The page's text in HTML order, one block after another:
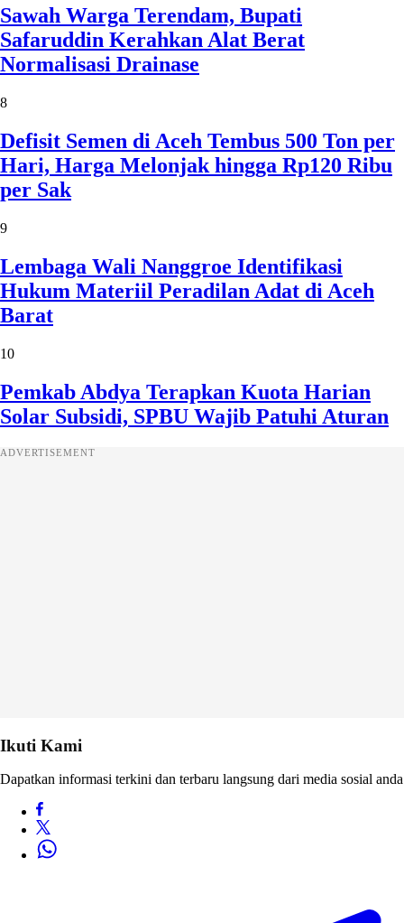
Sawah Warga Terendam, Bupati
Safaruddin Kerahkan Alat Berat
Normalisasi Drainase
8
Defisit Semen di Aceh Tembus 500 Ton per
Hari, Harga Melonjak hingga Rp120 Ribu
per Sak
9
Lembaga Wali Nanggroe Identifikasi
Hukum Materiil Peradilan Adat di Aceh
Barat
10
Pemkab Abdya Terapkan Kuota Harian
Solar Subsidi, SPBU Wajib Patuhi Aturan
ADVERTISEMENT
Ikuti Kami
Dapatkan informasi terkini dan terbaru langsung dari media sosial anda